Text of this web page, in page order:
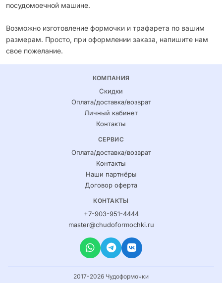
посудомоечной машине.
Возможно изготовление формочки и трафарета по вашим
размерам. Просто, при оформлении заказа, напишите нам
свое пожелание.
КОМПАНИЯ
Скидки
Оплата/доставка/возврат
Личный кабинет
Контакты
СЕРВИС
Оплата/доставка/возврат
Контакты
Наши партнёры
Договор оферта
КОНТАКТЫ
+7-903-951-4444
master@chudoformochki.ru
2017-2026 Чудоформочки